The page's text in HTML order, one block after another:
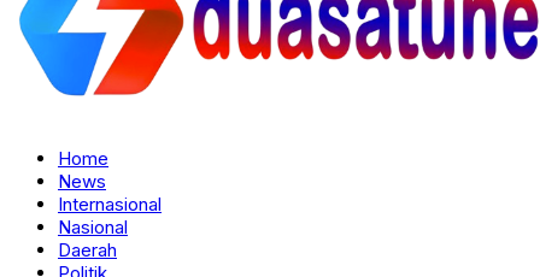
Home
News
Internasional
Nasional
Daerah